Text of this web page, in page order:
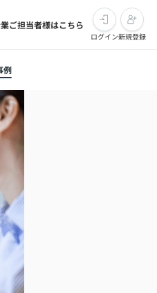
ご担当者様はこちら
ログイン新規登録
例